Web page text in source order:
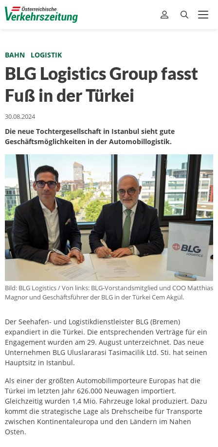
BAHN LOGISTIK
BLG Logistics Group fasst
Fuß in der Türkei
30.08.2024
Die neue Tochtergesellschaft in Istanbul sieht gute
Geschäftsmöglichkeiten in der Automobillogistik.
Bild: BLG Logistics / Von links: BLG-Vorstandsmitglied und COO Matthias
Magnor und Geschäftsführer der BLG in der Türkei Cem Akgül.
Der Seehafen- und Logistikdienstleister BLG (Bremen)
expandiert in die Türkei. Die entsprechenden Verträge für ein
Engagement wurden am 29. August unterzeichnet. Das neue
Unternehmen BLG Uluslararasi Tasimacilik Ltd. Sti. hat seinen
Hauptsitz in Istanbul.
Als einer der größten Automobilimporteure Europas hat die
Türkei im letzten Jahr 626.000 Neuwagen importiert.
Gleichzeitig wurden 1,4 Mio. Fahrzeuge lokal produziert. Dazu
kommt die strategische Lage als Drehscheibe für Transporte
zwischen Kontinentaleuropa und den Ländern im Nahen
Osten.